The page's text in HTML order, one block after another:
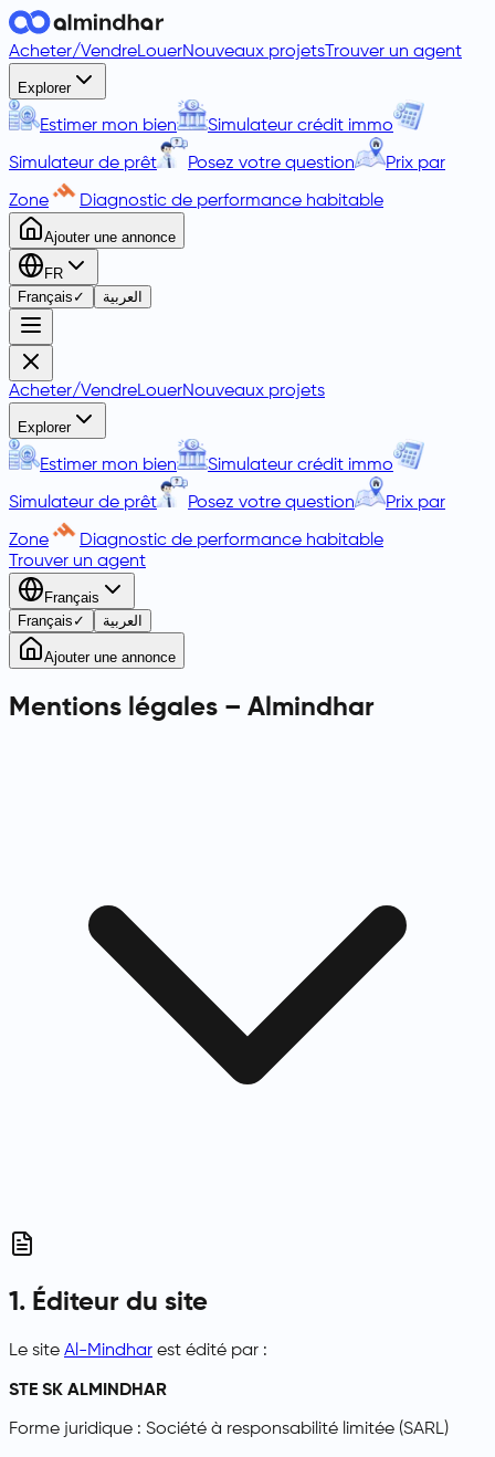
Acheter/VendreLouerNouveaux projets Trouver un agent
Explorer
Estimer mon bien Simulateur crédit immo
Simulateur de prêt Posez votre question Prix par
Zone Diagnostic de performance habitable
Ajouter une annonce
FR
Français ✓ العربية
Acheter/VendreLouerNouveaux projets
Explorer
Estimer mon bien Simulateur crédit immo
Simulateur de prêt Posez votre question Prix par
Zone
Diagnostic de performance habitable
Trouver un agent
Français
Français ✓ العربية
Ajouter une annonce
Mentions légales – Almindhar
1. Éditeur du site
Le site Al-Mindhar est édité par :
STE SK ALMINDHAR
Forme juridique : Société à responsabilité limitée (SARL)